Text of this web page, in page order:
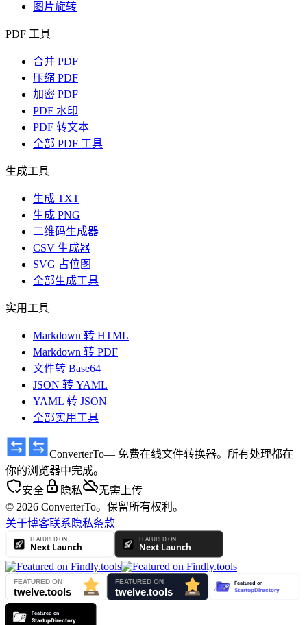
图片旋转
PDF 工具
合并 PDF
压缩 PDF
加密 PDF
PDF 水印
PDF 转文本
全部 PDF 工具
生成工具
生成 TXT
生成 PNG
二维码生成器
CSV 生成器
SVG 占位图
全部生成工具
实用工具
Markdown 转 HTML
Markdown 转 PDF
文件转 Base64
JSON 转 YAML
YAML 转 JSON
全部实用工具
ConverterTo— 免费在线文件转换器。所有处理都在
你的浏览器中完成。
安全
隐私
无需上传
© 2026 ConverterTo。保留所有权利。
关于博客联系 隐私条款